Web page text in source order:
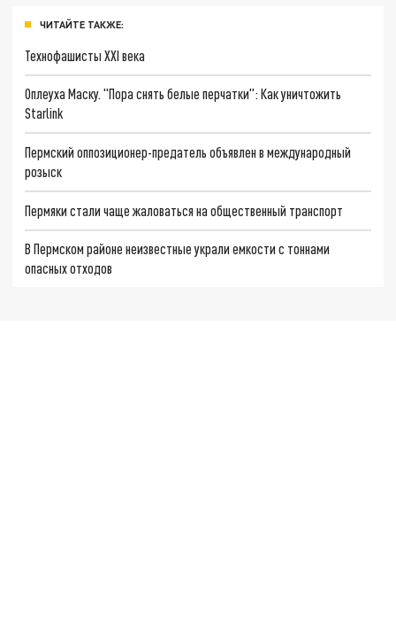
ЧИТАЙТЕ ТАКЖЕ:
Технофашисты XXI века
Оплеуха Маску. "Пора снять белые перчатки": Как уничтожить
Starlink
Пермский оппозиционер-предатель объявлен в международный
розыск
Пермяки стали чаще жаловаться на общественный транспорт
В Пермском районе неизвестные украли емкости с тоннами
опасных отходов